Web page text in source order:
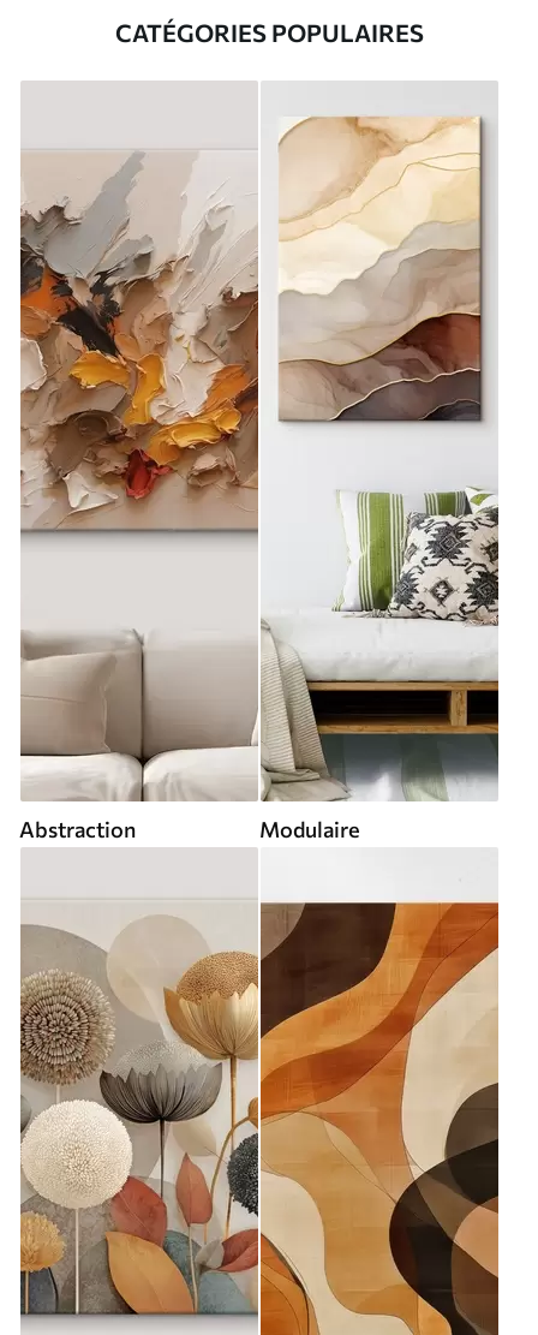
CATÉGORIES POPULAIRES
Abstraction Modulaire